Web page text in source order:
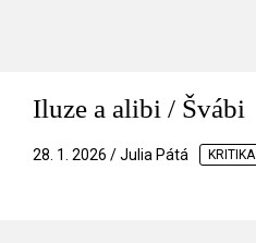
Iluze a alibi / Švábi
28. 1. 2026 / Julia Pátá KRITIKA